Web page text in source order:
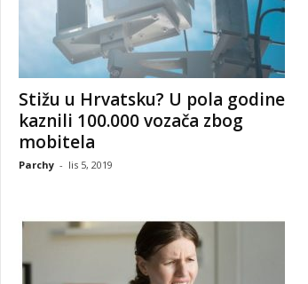
Stižu u Hrvatsku? U pola godine
kaznili 100.000 vozača zbog
mobitela
Parchy - lis 5, 2019